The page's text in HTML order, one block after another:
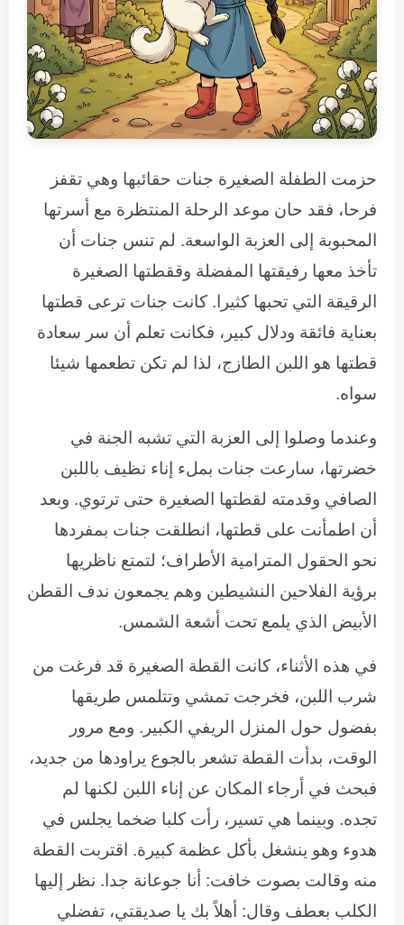
حزمت الطفلة الصغيرة جنات حقائبها وهي تقفز
فرحا، فقد حان موعد الرحلة المنتظرة مع أسرتها
المحبوبة إلى العزبة الواسعة. لم تنس جنات أن
تأخذ معها رفيقتها المفضلة وققطتها الصغيرة
الرقيقة التي تحبها كثيرا. كانت جنات ترعى قطتها
بعناية فائقة ودلال كبير، فكانت تعلم أن سر سعادة
قطتها هو اللبن الطازج، لذا لم تكن تطعمها شيئا
سواه.
وعندما وصلوا إلى العزبة التي تشبه الجنة في
خضرتها، سارعت جنات بملء إناء نظيف باللبن
الصافي وقدمته لقطتها الصغيرة حتى ترتوي. وبعد
أن اطمأنت على قطتها، انطلقت جنات بمفردها
نحو الحقول المترامية الأطراف؛ لتمتع ناظريها
برؤية الفلاحين النشيطين وهم يجمعون ندف القطن
الأبيض الذي يلمع تحت أشعة الشمس.
في هذه الأثناء، كانت القطة الصغيرة قد فرغت من
شرب اللبن، فخرجت تمشي وتتلمس طريقها
بفضول حول المنزل الريفي الكبير. ومع مرور
الوقت، بدأت القطة تشعر بالجوع يراودها من جديد،
فبحث في أرجاء المكان عن إناء اللبن لكنها لم
تجده. وبينما هي تسير، رأت كلبا ضخما يجلس في
هدوء وهو ينشغل بأكل عظمة كبيرة. اقتربت القطة
منه وقالت بصوت خافت: أنا جوعانة جدا. نظر إليها
الكلب بعطف وقال: أهلاً بك يا صديقتي، تفضلي